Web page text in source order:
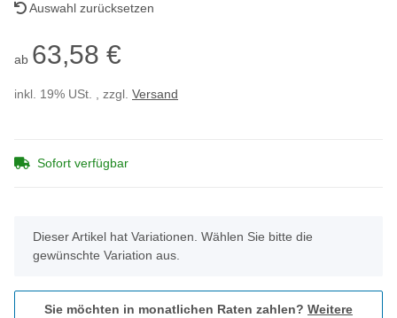
Auswahl zurücksetzen
ab 63,58 €
inkl. 19% USt. , zzgl. Versand
Sofort verfügbar
x
Dieser Artikel hat Variationen. Wählen Sie bitte die
gewünschte Variation aus.
Sie möchten in monatlichen Raten zahlen? Weitere